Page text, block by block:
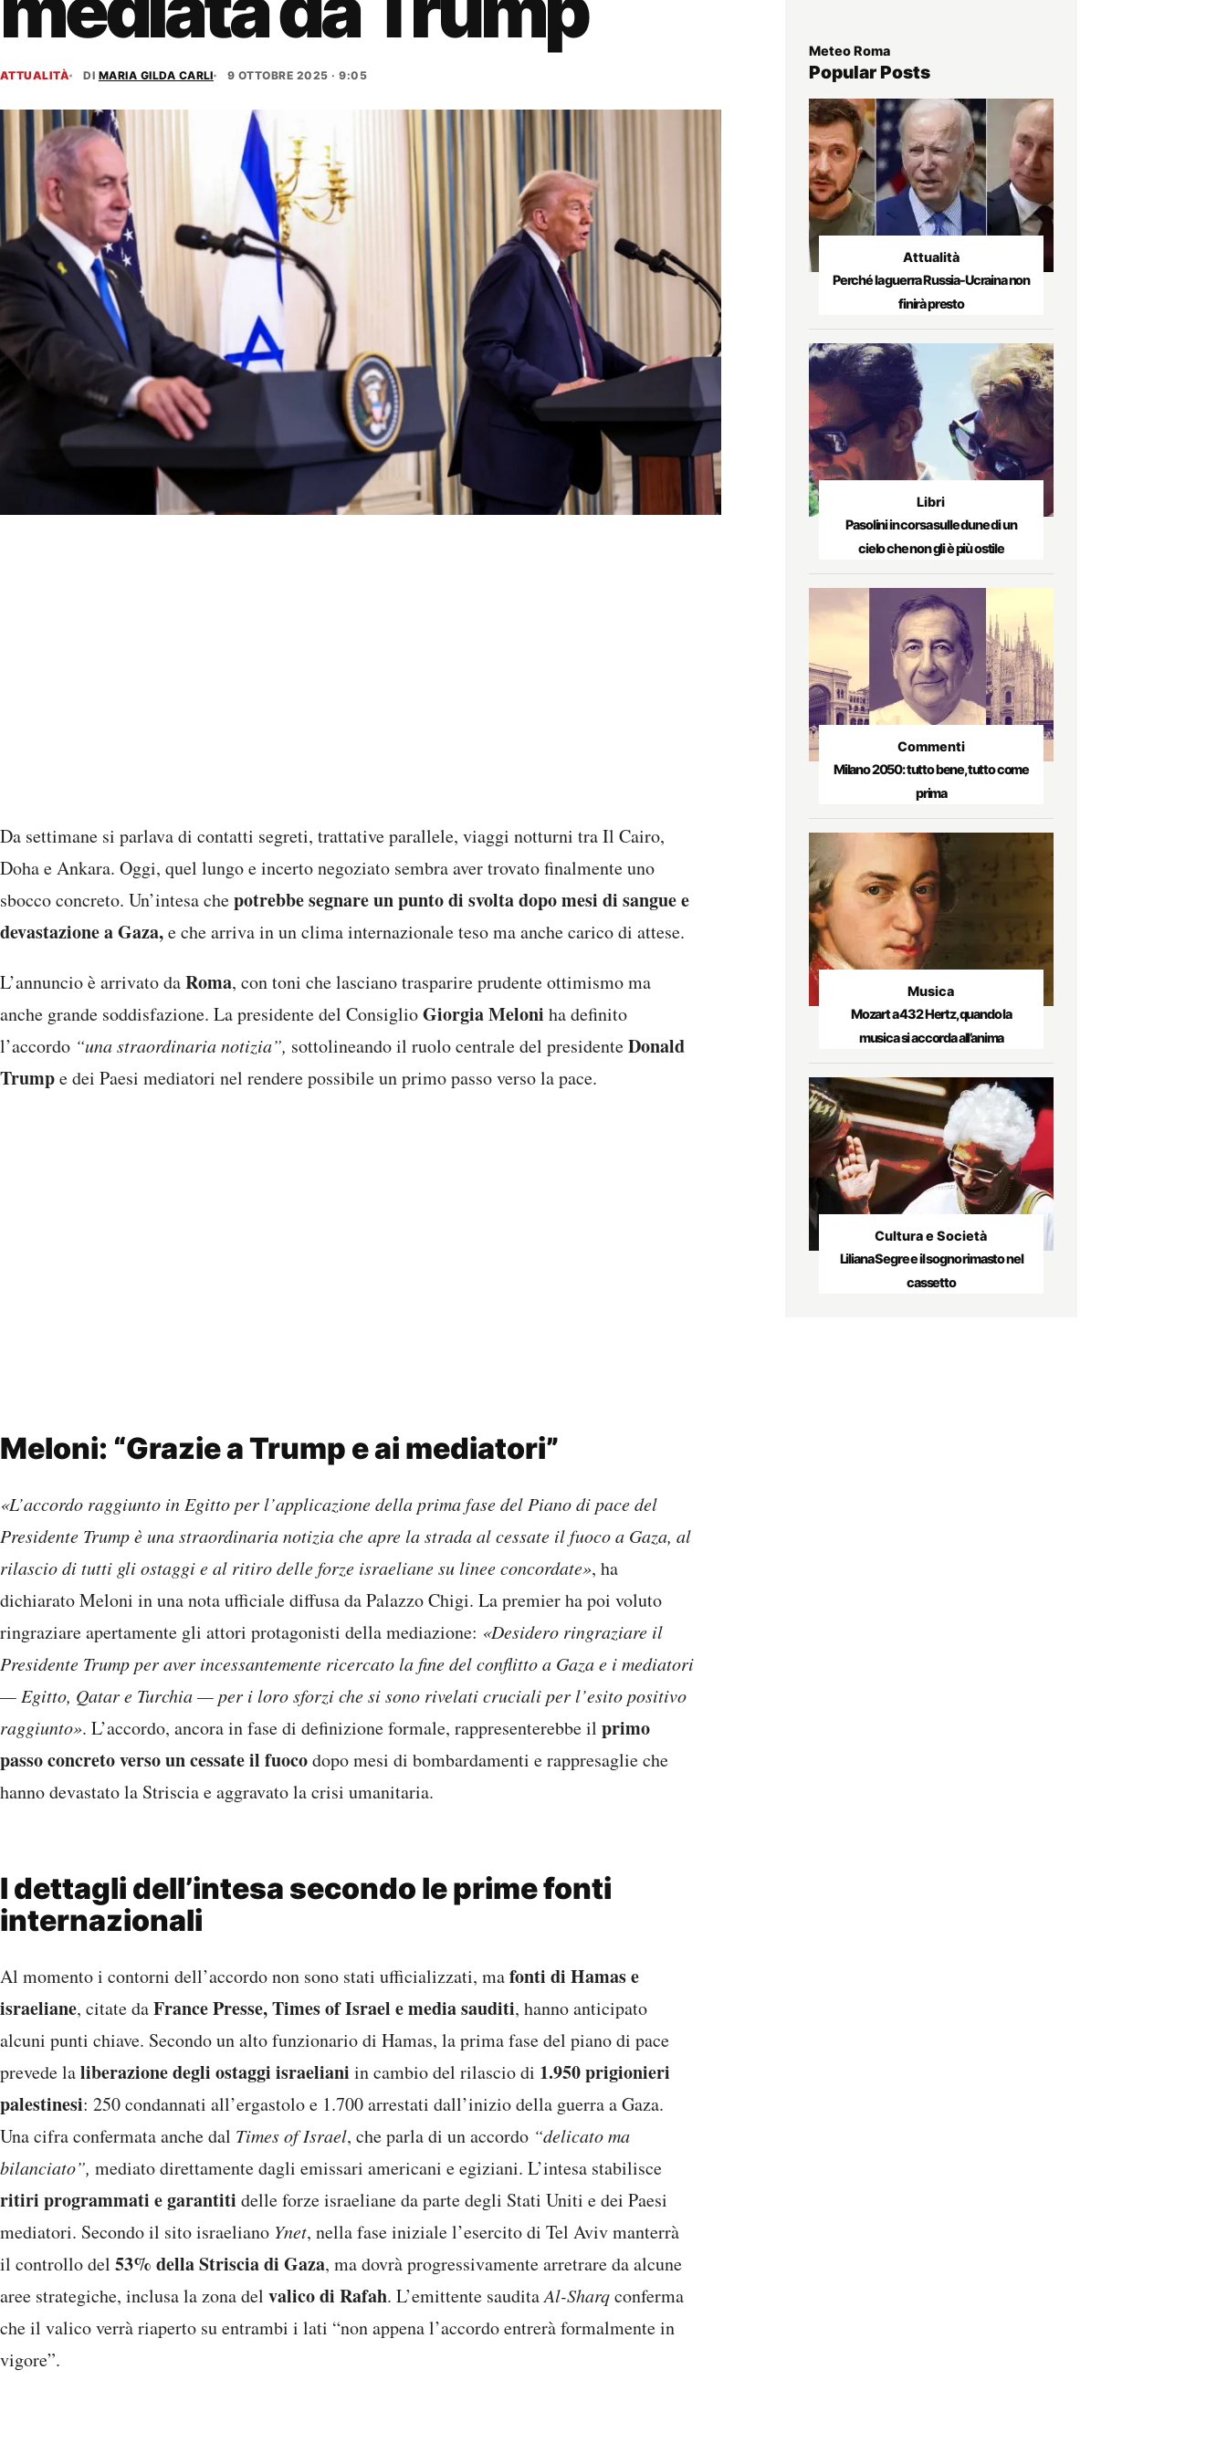
ATTUALITÀ DI MARIA GILDA CARLI 9 OTTOBRE 2025 · 9:05
Da settimane si parlava di contatti segreti, trattative parallele, viaggi notturni tra Il Cairo,
Doha e Ankara. Oggi, quel lungo e incerto negoziato sembra aver trovato finalmente uno
sbocco concreto. Un’intesa chepotrebbe segnare un punto di svolta dopo mesi di sangue e
devastazione a Gaza,e che arriva in un clima internazionale teso ma anche carico di attese.
L’annuncio è arrivato daRoma, con toni che lasciano trasparire prudente ottimismo ma
anche grande soddisfazione. La presidente del ConsiglioGiorgia Meloni ha definito
l’accordo “una straordinaria notizia”, sottolineando il ruolo centrale del presidenteDonald
Trumpe dei Paesi mediatori nel rendere possibile un primo passo verso la pace.
Meloni: “Grazie a Trump e ai mediatori”
«L’accordo raggiunto in Egitto per l’applicazione della prima fase del Piano di pace del
Presidente Trump è una straordinaria notizia che apre la strada al cessate il fuoco a Gaza, al
rilascio di tutti gli ostaggi e al ritiro delle forze israeliane su linee concordate», ha
dichiarato Meloni in una nota ufficiale diffusa da Palazzo Chigi. La premier ha poi voluto
ringraziare apertamente gli attori protagonisti della mediazione: «Desidero ringraziare il
Presidente Trump per aver incessantemente ricercato la fine del conflitto a Gaza e i mediatori
— Egitto, Qatar e Turchia — per i loro sforzi che si sono rivelati cruciali per l’esito positivo
raggiunto». L’accordo, ancora in fase di definizione formale, rappresenterebbe il primo
passo concreto verso un cessate il fuocodopo mesi di bombardamenti e rappresaglie che
hanno devastato la Striscia e aggravato la crisi umanitaria.
I dettagli dell’intesa secondo le prime fonti
internazionali
Al momento i contorni dell’accordo non sono stati ufficializzati, mafonti di Hamas e
israeliane, citate daFrance Presse, Times of Israel e media sauditi, hanno anticipato
alcuni punti chiave. Secondo un alto funzionario di Hamas, la prima fase del piano di pace
prevede laliberazione degli ostaggi israeliani in cambio del rilascio di 1.950 prigionieri
palestinesi: 250 condannati all’ergastolo e 1.700 arrestati dall’inizio della guerra a Gaza.
Una cifra confermata anche dal Times of Israel, che parla di un accordo “delicato ma
bilanciato”, mediato direttamente dagli emissari americani e egiziani. L’intesa stabilisce
ritiri programmati e garantiti delle forze israeliane da parte degli Stati Uniti e dei Paesi
mediatori. Secondo il sito israeliano Ynet, nella fase iniziale l’esercito di Tel Aviv manterrà
il controllo del 53% della Striscia di Gaza, ma dovrà progressivamente arretrare da alcune
aree strategiche, inclusa la zona del valico di Rafah. L’emittente sauditaAl-Sharqconferma
che il valico verrà riaperto su entrambi i lati “non appena l’accordo entrerà formalmente in
vigore”.
Meteo Roma
Popular Posts
Attualità
Perché la guerra Russia-Ucraina non
finirà presto
Libri
Pasolini in corsa sulle dune di un
cielo che non gli è più ostile
Commenti
Milano 2050: tutto bene, tutto come
prima
Musica
Mozart a 432 Hertz, quando la
musica si accorda all’anima
Cultura e Società
Liliana Segre e il sogno rimasto nel
cassetto